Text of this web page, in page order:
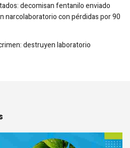
decomisan fentanilo enviado
narcolaboratorio con pérdidas por 90
destruyen laboratorio